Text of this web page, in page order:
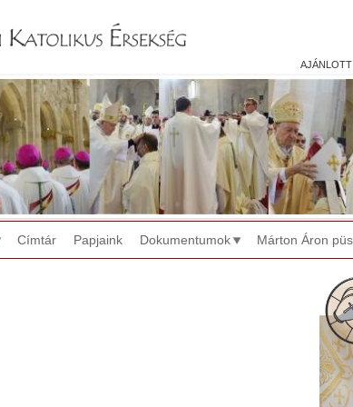
ajánlott
Címtár Papjaink Dokumentumok Márton Áron